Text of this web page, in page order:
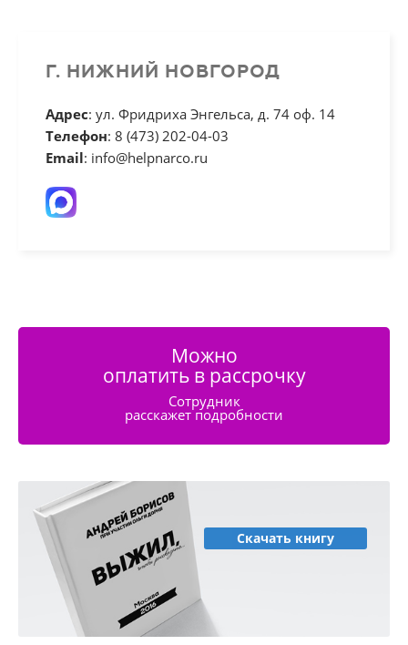
Г. НИЖНИЙ НОВГОРОД
Адрес: ул. Фридриха Энгельса, д. 74 оф. 14
Телефон: 8 (473) 202-04-03
Email: info@helpnarco.ru
Можно
оплатить в рассрочку
Сотрудник
расскажет подробности
Скачать книгу